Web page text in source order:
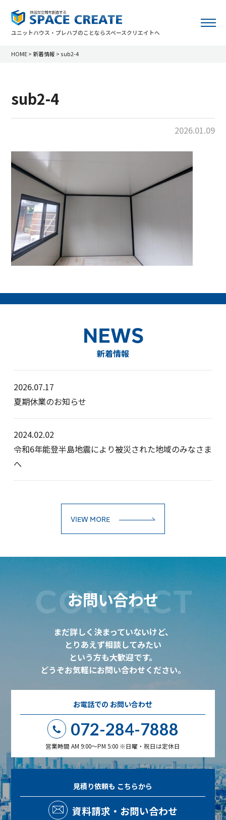
ユニットハウス・プレハブのことならスペースクリエイトへ
HOME > 新着情報 > sub2-4
sub2-4
2026.01.09
NEWS
新着情報
2026.07.17
夏期休業のお知らせ
2024.02.02
令和6年能登半島地震により被災された地域のみなさま
へ
VIEW MORE
お問い合わせ
CONTACT
まだ詳しく決まっていないけど、
とりあえず相談してみたい
という方も大歓迎です。
どうぞお気軽にお問い合わせください。
お電話での お問い合わせ
072-284-7888
営業時間 AM 9:00～PM 5:00 ※日曜・祝日は定休日
見積り依頼も こちらから
資料請求・お問い合わせ